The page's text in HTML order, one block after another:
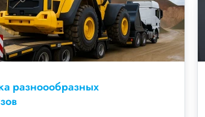
разноообразных